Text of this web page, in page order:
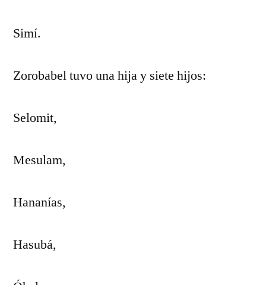
Simí.
Zorobabel tuvo una hija y siete hijos:
Selomit,
Mesulam,
Hananías,
Hasubá,